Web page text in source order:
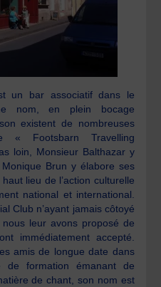
un bar associatif dans le
nom, en plein bocage
existent de nombreuses
« Footsbarn Travelling
loin, Monsieur Balthazar y
Brun y élabore ses
lieu de l’action culturelle
national et international.
Club n’ayant jamais côtoyé
leur avons proposé de
immédiatement accepté.
amis de longue date dans
de formation émanant de
de chant, son nom est